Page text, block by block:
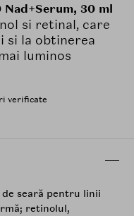
30 ml
si retinal, care
si la obtinerea
luminos
verificate
de seară pentru linii
retinolul,